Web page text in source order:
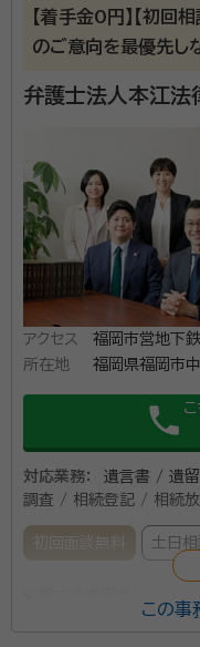
心理士 チャイルドコーチン
リスト 認定子育て支援カウ
スパート 相続診断士 ファ
ージWEBデザイナー 婚活
ィカルハーブ&腸セラピー
録、弁護士法人ALG＆
登録、小早川法律事務所
松支所 非常勤講師 2020
弁護士法人 山本・坪井綜合
お悩みに寄り添い、そ
いた以上は、今ある状
ご相談者様をサポートできれ
ずに新たな一歩をわた
未来への後押しができる
資格等： 弁護士
所属団体： 福岡弁護士会
【着手金0円】【初回
のご意向を最優先し
弁護士法人本江法
アクセス
福岡市営地下
所在地
福岡県福岡市
phone
対応業務：
遺言書 / 遺
調査 / 相続登記 / 相続
初回面談無料 土日
この事